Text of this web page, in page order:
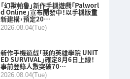
「幻獸帕魯」新作手機遊戲「Palworl
d Online」宣布開發中！以手機版重
新建構，預定20…
2026.08.04(Tue)
新作手機遊戲「我的英雄學院 UNIT
ED SURVIVAL」確定8月6日上線！
事前登錄人數突破70…
2026.08.04(Tue)